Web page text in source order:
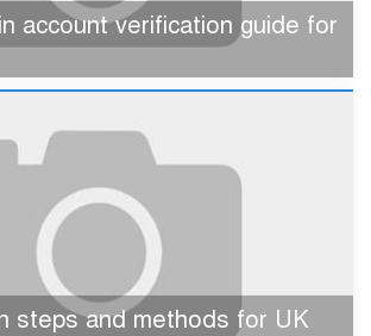
account verification guide for
steps and methods for UK